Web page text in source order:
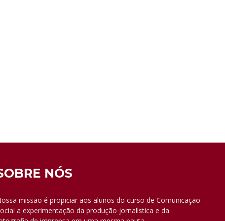
NÓS
missão é propiciar aos alunos do curso de Comunicação
a experimentação da produção jornalística e da